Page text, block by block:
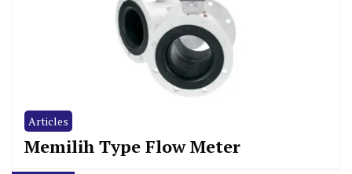
Articles
Memilih Type Flow Meter